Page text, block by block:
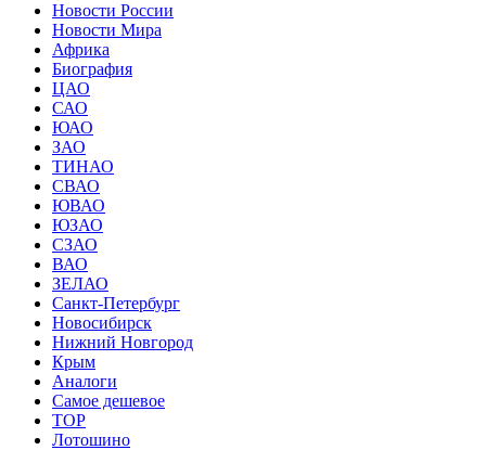
Новости России
Новости Мира
Африка
Биография
ЦАО
САО
ЮАО
ЗАО
ТИНАО
СВАО
ЮВАО
ЮЗАО
СЗАО
ВАО
ЗЕЛАО
Санкт-Петербург
Новосибирск
Нижний Новгород
Крым
Аналоги
Самое дешевое
TOP
Лотошино